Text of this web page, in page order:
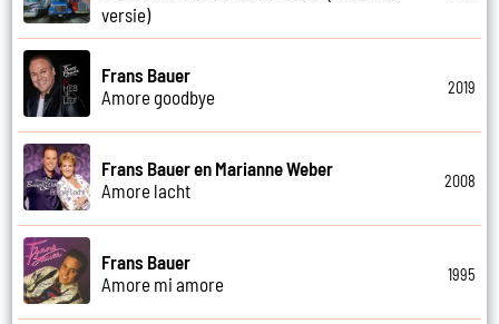
versie)
Frans Bauer
Amore goodbye
2019
Frans Bauer en Marianne Weber
Amore lacht
2008
Frans Bauer
Amore mi amore
1995